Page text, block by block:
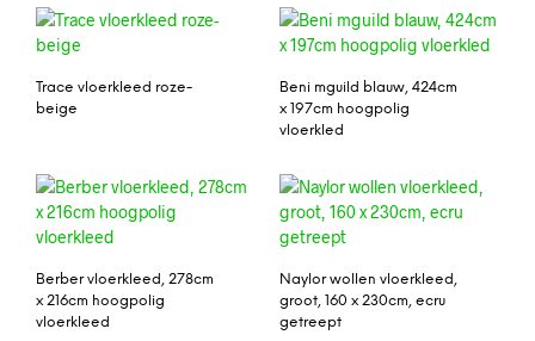
Trace vloerkleed roze-
beige
Beni mguild blauw, 424cm
x 197cm hoogpolig
vloerkled
Berber vloerkleed, 278cm
x 216cm hoogpolig
vloerkleed
Naylor wollen vloerkleed,
groot, 160 x 230cm, ecru
getreept